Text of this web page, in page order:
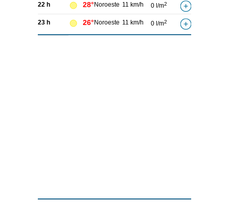
22 h 28° Noroeste 11 km/h 0 l/m2
23 h 26° Noroeste 11 km/h 0 l/m2